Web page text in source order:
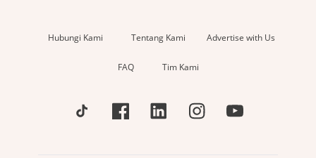
Hubungi Kami Tentang Kami Advertise with Us
FAQ Tim Kami